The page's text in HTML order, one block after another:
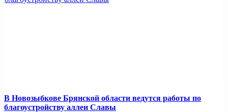
В Новозыбкове Брянской области ведутся работы по
благоустройству аллеи Славы